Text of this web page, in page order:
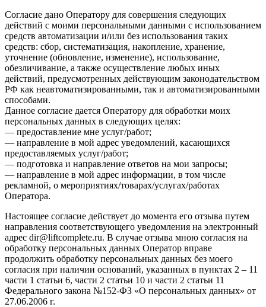
Согласие дано Оператору для совершения следующих
действий с моими персональными данными с использованием
средств автоматизации и/или без использования таких
средств: сбор, систематизация, накопление, хранение,
уточнение (обновление, изменение), использование,
обезличивание, а также осуществление любых иных
действий, предусмотренных действующим законодательством
РФ как неавтоматизированными, так и автоматизированными
способами.
Данное согласие дается Оператору для обработки моих
персональных данных в следующих целях:
— предоставление мне услуг/работ;
— направление в мой адрес уведомлений, касающихся
предоставляемых услуг/работ;
— подготовка и направление ответов на мои запросы;
— направление в мой адрес информации, в том числе
рекламной, о мероприятиях/товарах/услугах/работах
Оператора.
Настоящее согласие действует до момента его отзыва путем
направления соответствующего уведомления на электронный
адрес dir@liftcomplete.ru. В случае отзыва мною согласия на
обработку персональных данных Оператор вправе
продолжить обработку персональных данных без моего
согласия при наличии оснований, указанных в пунктах 2 – 11
части 1 статьи 6, части 2 статьи 10 и части 2 статьи 11
Федерального закона №152-ФЗ «О персональных данных» от
27.06.2006 г.